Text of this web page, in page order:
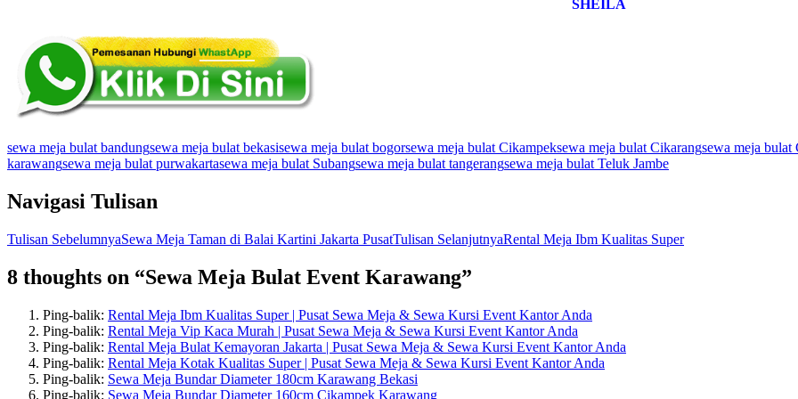
SHEILA
sewa meja bulat bandungsewa meja bulat bekasisewa meja bulat bogorsewa meja bulat Cikampeksewa meja bulat Cikarangsewa meja bulat
karawangsewa meja bulat purwakartasewa meja bulat Subangsewa meja bulat tangerangsewa meja bulat Teluk Jambe
Navigasi Tulisan
Tulisan SebelumnyaSewa Meja Taman di Balai Kartini Jakarta PusatTulisan SelanjutnyaRental Meja Ibm Kualitas Super
8 thoughts on “Sewa Meja Bulat Event Karawang”
Ping-balik: Rental Meja Ibm Kualitas Super | Pusat Sewa Meja & Sewa Kursi Event Kantor Anda
Ping-balik: Rental Meja Vip Kaca Murah | Pusat Sewa Meja & Sewa Kursi Event Kantor Anda
Ping-balik: Rental Meja Bulat Kemayoran Jakarta | Pusat Sewa Meja & Sewa Kursi Event Kantor Anda
Ping-balik: Rental Meja Kotak Kualitas Super | Pusat Sewa Meja & Sewa Kursi Event Kantor Anda
Ping-balik: Sewa Meja Bundar Diameter 180cm Karawang Bekasi
Ping-balik: Sewa Meja Bundar Diameter 160cm Cikampek Karawang